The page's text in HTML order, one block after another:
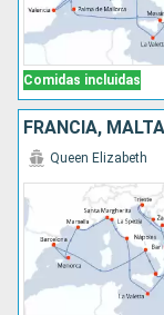
Comidas incluidas
Queen Elizabeth